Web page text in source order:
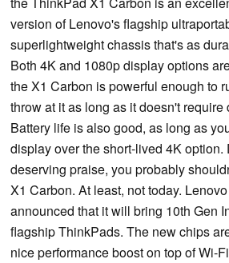
version of Lenovo's flagship
superlightweight chassis that's as
Both 4K and 1080p display options
the X1 Carbon is powerful enough to
throw at it as long as it doesn't require
Battery life is also good, as long as
display over the short-lived 4K option.
deserving praise, you probably
X1 Carbon. At least, not today.
announced that it will bring 10th Gen
flagship ThinkPads. The new chips
nice performance boost on top of Wi-